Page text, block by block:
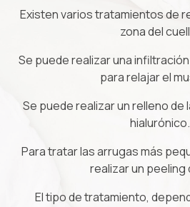
Existen varios tratamientos de
zona del
Se puede realizar una
para relajar el
Se puede realizar un relleno de
hialurónico.
Para tratar las arrugas más
realizar un peeling
El tipo de tratamiento,